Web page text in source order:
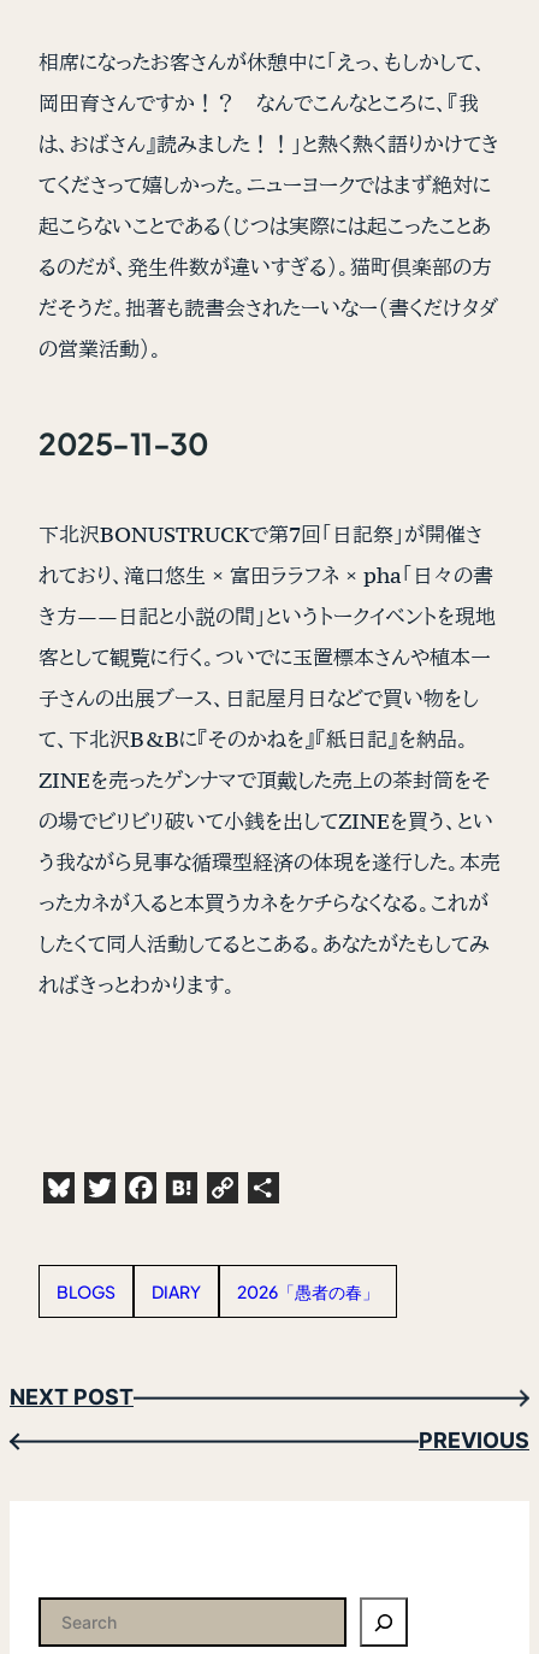
相席になったお客さんが休憩中に「えっ、もしかして、
岡田育さんですか！？ なんでこんなところに、『我
は、おばさん』読みました！！」と熱く熱く語りかけてき
てくださって嬉しかった。ニューヨークではまず絶対に
起こらないことである（じつは実際には起こったことあ
るのだが、発生件数が違いすぎる）。猫町倶楽部の方
だそうだ。拙著も読書会されたーいなー（書くだけタダ
の営業活動）。
2025-11-30
下北沢BONUSTRUCKで第7回「日記祭」が開催さ
れており、滝口悠生 × 富田ララフネ × pha「日々の書
き方——日記と小説の間」というトークイベントを現地
客として観覧に行く。ついでに玉置標本さんや植本一
子さんの出展ブース、日記屋月日などで買い物をし
て、下北沢B&Bに『そのかねを』『紙日記』を納品。
ZINEを売ったゲンナマで頂戴した売上の茶封筒をそ
の場でビリビリ破いて小銭を出してZINEを買う、とい
う我ながら見事な循環型経済の体現を遂行した。本売
ったカネが入ると本買うカネをケチらなくなる。これが
したくて同人活動してるとこある。あなたがたもしてみ
ればきっとわかります。
BlueskyTwitterFacebookHatenaCopy
BLOGS DIARY 2026「愚者の春」
NEXT POST
→
←
PREVIOUS